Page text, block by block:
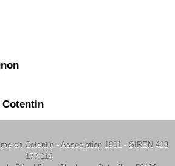
Cotentin
en Cotentin - Association 1901 - SIREN 413
177 114